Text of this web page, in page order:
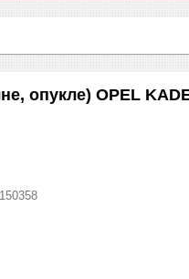
опукле) OPEL